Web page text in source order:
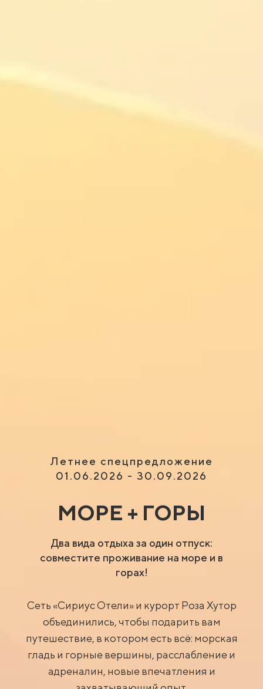
Летнее спецпредложение
01.06.2026 - 30.09.2026
МОРЕ + ГОРЫ
Два вида отдыха за один отпуск:
совместите проживание на море и в
горах!
Сеть «Сириус Отели» и курорт Роза Хутор
объединились, чтобы подарить вам
путешествие, в котором есть всё: морская
гладь и горные вершины, расслабление и
адреналин, новые впечатления и